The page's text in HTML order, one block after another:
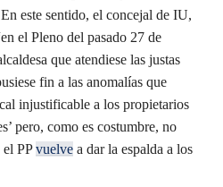
este sentido, el concejal de IU,
el Pleno del pasado 27 de
que atendiese las justas
fin a las anomalías que
injustificable a los propietarios
pero, como es costumbre, no
el PPvuelve a dar la espalda a los